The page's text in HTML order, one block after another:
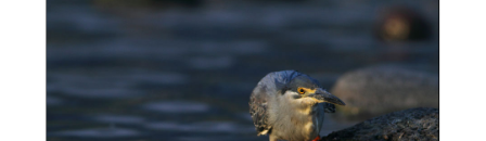
Burkina Faso « Adansé »
Liens
Contact
#0 (pas de titre)